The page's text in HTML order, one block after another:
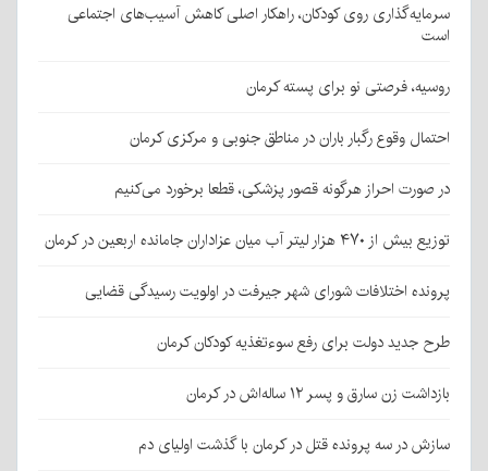
سرمایه‌گذاری روی کودکان، راهکار اصلی کاهش آسیب‌های اجتماعی
است
روسیه، فرصتی نو برای پسته کرمان
احتمال وقوع رگبار باران در مناطق جنوبی و مرکزی کرمان
در صورت احراز هرگونه قصور پزشکی، قطعا برخورد می‌کنیم
توزیع بیش از ۴۷۰ هزار لیتر آب میان عزاداران جامانده اربعین در کرمان
پرونده اختلافات شورای شهر جیرفت در اولویت رسیدگی قضایی
طرح جدید دولت برای رفع سوءتغذیه کودکان کرمان
بازداشت زن سارق و پسر ۱۲ ساله‌اش در کرمان
سازش در سه پرونده قتل در کرمان با گذشت اولیای دم